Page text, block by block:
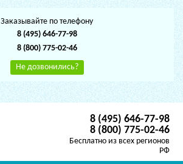
Заказывайте по телефону
8 (495) 646-77-98
8 (800) 775-02-46
Не дозвонились?
8 (495) 646-77-98
8 (800) 775-02-46
Бесплатно из всех регионов
РФ